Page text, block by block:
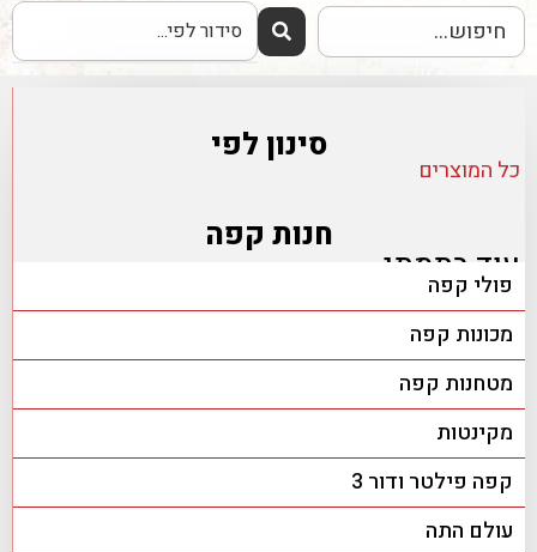
סינון לפי
כל המוצרים
חנות קפה
פולי קפה
מכונות קפה
מטחנות קפה
מקינטות
קפה פילטר ודור 3
עולם התה
עוד בתמתי